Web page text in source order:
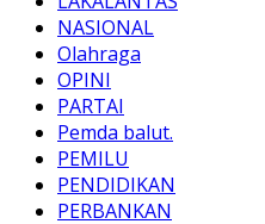
NASIONAL
Olahraga
OPINI
PARTAI
Pemda balut.
PEMILU
PENDIDIKAN
PERBANKAN